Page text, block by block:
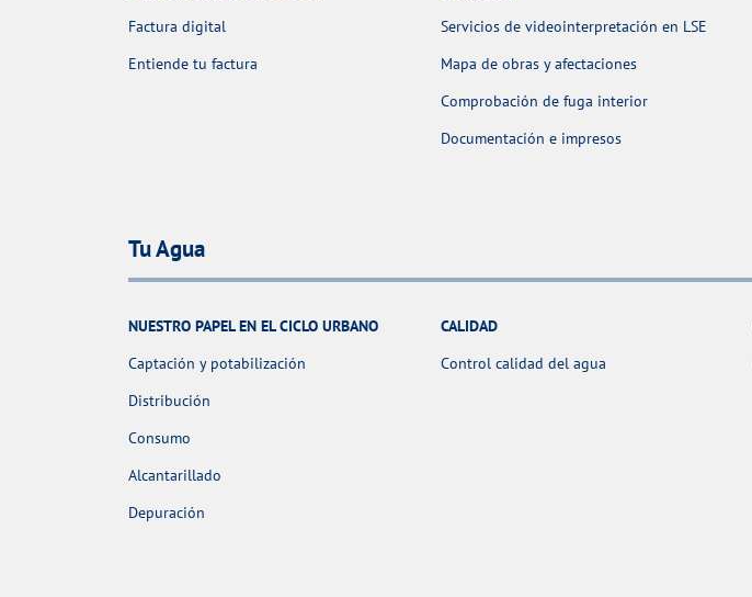
Factura digital
Entiende tu factura
Servicios de videointerpretación en LSE
Mapa de obras y afectaciones
Comprobación de fuga interior
Documentación e impresos
Tu Agua
NUESTRO PAPEL EN EL CICLO URBANO
Captación y potabilización
Distribución
Consumo
Alcantarillado
Depuración
CALIDAD
Control calidad del agua